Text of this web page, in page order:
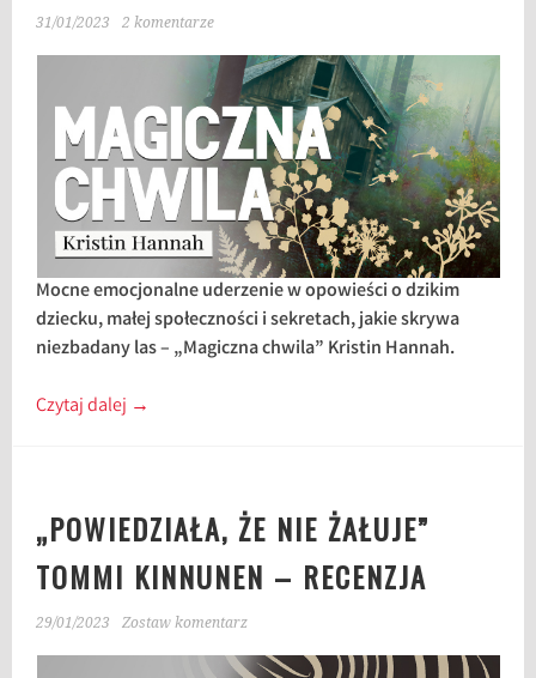
31/01/2023 2 komentarze
Mocne emocjonalne uderzenie w opowieści o dzikim
dziecku, małej społeczności i sekretach, jakie skrywa
niezbadany las – „Magiczna chwila” Kristin Hannah.
Czytaj dalej →
„POWIEDZIAŁA, ŻE NIE ŻAŁUJE”
TOMMI KINNUNEN – RECENZJA
29/01/2023 Zostaw komentarz